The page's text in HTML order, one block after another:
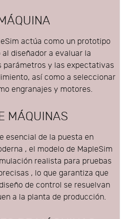
actúa como un prototipo
diseñador a evaluar la
parámetros y las expectativas
así como a seleccionar
engranajes y motores.
MÁQUINAS
esencial de la puesta en
, el modelo de MapleSim
realista para pruebas
, lo que garantiza que
de control se resuelvan
a la planta de producción.